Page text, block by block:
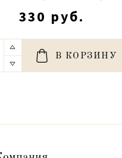
330 руб.
В КОРЗИНУ